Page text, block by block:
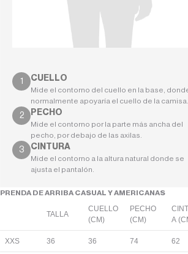
CUELLO
Mide el contorno del cuello en la base,
normalmente apoyaría el cuello de la camisa.
PECHO
Mide el contorno por la parte más ancha del
pecho, por debajo de las axilas.
CINTURA
Mide el contorno a la altura natural donde se
ajusta el pantalón.
PRENDA DE ARRIBA CASUAL Y AMERICANAS
TALLA
CUELLO
(CM)
PECHO
(CM)
A
XXS 36 36 74 62